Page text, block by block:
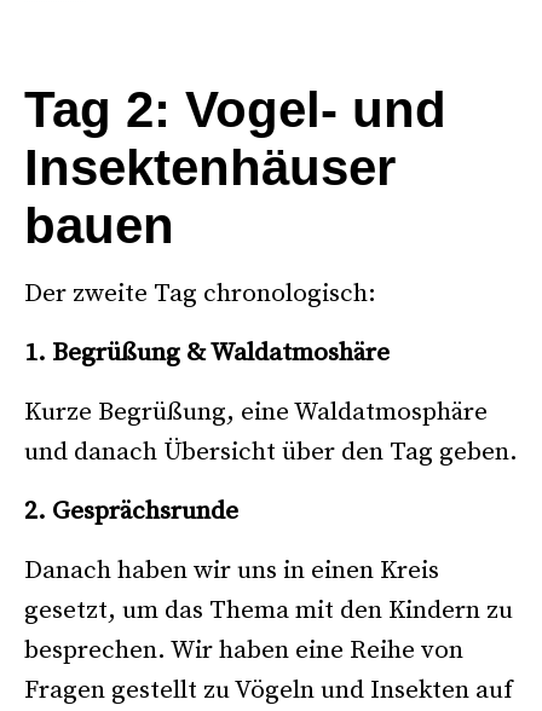
Tag 2: Vogel- und
Insektenhäuser
bauen
Der zweite Tag chronologisch:
1. Begrüßung & Waldatmoshäre
Kurze Begrüßung, eine Waldatmosphäre
und danach Übersicht über den Tag geben.
2. Gesprächsrunde
Danach haben wir uns in einen Kreis
gesetzt, um das Thema mit den Kindern zu
besprechen. Wir haben eine Reihe von
Fragen gestellt zu Vögeln und Insekten auf